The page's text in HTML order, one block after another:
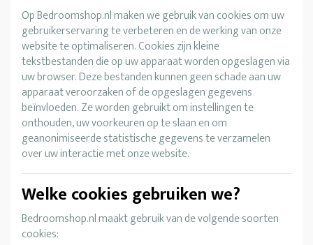
Op Bedroomshop.nl maken we gebruik van cookies om uw
gebruikerservaring te verbeteren en de werking van onze
website te optimaliseren. Cookies zijn kleine
tekstbestanden die op uw apparaat worden opgeslagen via
uw browser. Deze bestanden kunnen geen schade aan uw
apparaat veroorzaken of de opgeslagen gegevens
beïnvloeden. Ze worden gebruikt om instellingen te
onthouden, uw voorkeuren op te slaan en om
geanonimiseerde statistische gegevens te verzamelen
over uw interactie met onze website.
Welke cookies gebruiken we?
Bedroomshop.nl maakt gebruik van de volgende soorten
cookies: